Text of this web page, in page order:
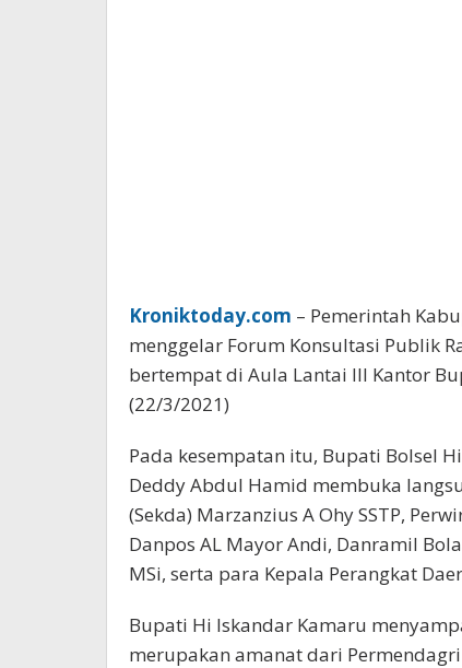
Kroniktoday.com – Pemerintah
menggelar Forum Konsultasi Publik
bertempat di Aula Lantai III Kantor
(22/3/2021)
Pada kesempatan itu, Bupati Bolsel
Deddy Abdul Hamid membuka
(Sekda) Marzanzius A Ohy SSTP,
Danpos AL Mayor Andi, Danramil
MSi, serta para Kepala Perangkat
Bupati Hi Iskandar Kamaru
merupakan amanat dari